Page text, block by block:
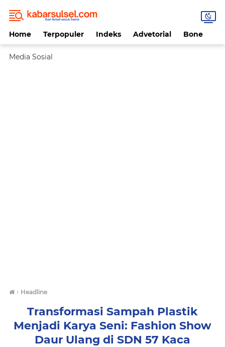
Home Terpopuler Indeks Advetorial Bone
Media Sosial
› Headline
Transformasi Sampah Plastik
Menjadi Karya Seni: Fashion Show
Daur Ulang di SDN 57 Kaca